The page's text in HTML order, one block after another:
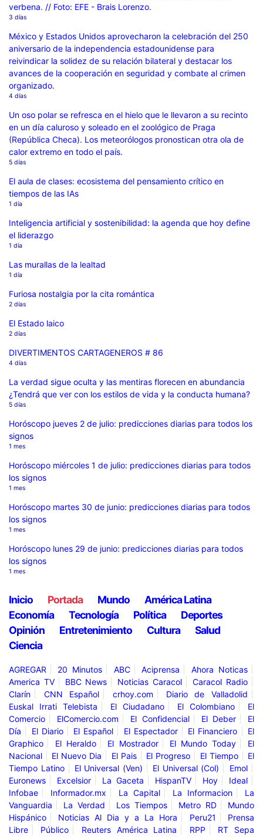
verbena. // Foto: EFE - Brais Lorenzo.
3 días
México y Estados Unidos aprovecharon la celebración del 250
aniversario de la independencia estadounidense para
reivindicar la solidez de su relación bilateral y destacar los
avances de la cooperación en seguridad y combate al crimen
organizado.
4 días
Un oso polar se refresca en el hielo que le llevaron a su recinto
en un día caluroso y soleado en el zoológico de Praga
(República Checa). Los meteorólogos pronostican otra ola de
calor extremo en todo el país.
5 días
El aula de clases: ecosistema del pensamiento crítico en
tiempos de las IAs
1 día
Inteligencia artificial y sostenibilidad: la agenda que hoy define
el liderazgo
1 día
Las murallas de la lealtad
1 día
Furiosa nostalgia por la cita romántica
2 días
El Estado laico
2 días
DIVERTIMENTOS CARTAGENEROS # 86
4 días
La verdad sigue oculta y las mentiras florecen en abundancia
¿Tendrá que ver con los estilos de vida y la conducta humana?
5 días
Horóscopo jueves 2 de julio: predicciones diarias para todos los
signos
1 mes
Horóscopo miércoles 1 de julio: predicciones diarias para todos
los signos
1 mes
Horóscopo martes 30 de junio: predicciones diarias para todos
los signos
1 mes
Horóscopo lunes 29 de junio: predicciones diarias para todos
los signos
1 mes
Inicio Portada Mundo
América Latina
Economía
Tecnología Política
Deportes
Opinión
Entretenimiento Cultura
Salud
Ciencia
AGREGAR 20 Minutos ABC Aciprensa
Ahora Noticas
America TV
BBC News Noticias Caracol
Caracol Radio
Clarín
CNN Español crhoy.com
Diario de Valladolid
Euskal Irrati Telebista
El Ciudadano El Colombiano
El
Comercio
ElComercio.com El Confidencial El Deber
El
Día
El Diario El Español El Espectador El Financiero
El
Graphico
El Heraldo El Mostrador El Mundo Today
El
Nacional
El Nuevo Dia El Pais El Progreso El Tiempo
El
Tiempo Latino
El Universal (Ven) El Universal (Col)
Emol
Euronews
Excelsior La Gaceta HispanTV Hoy
Ideal
Infobae
Informador.mx La Capital La Informacion
La
Vanguardia
La Verdad Los Tiempos Metro RD
Mundo
Hispánico
Noticias Al Dia y a La Hora Peru21
Prensa
Libre
Público Reuters América Latina RPP RT Sepa